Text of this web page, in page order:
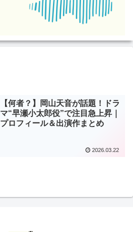
【何者？】岡山天音が話題！ドラ
マ“早瀬小太郎役”で注目急上昇｜
プロフィール＆出演作まとめ
2026.03.22